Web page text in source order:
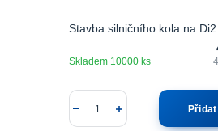
Stavba silničního kola na Di2
Skladem 10000 ks